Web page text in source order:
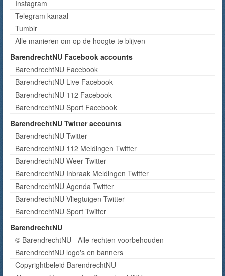
Instagram
Telegram kanaal
Tumblr
Alle manieren om op de hoogte te blijven
BarendrechtNU Facebook accounts
BarendrechtNU Facebook
BarendrechtNU Live Facebook
BarendrechtNU 112 Facebook
BarendrechtNU Sport Facebook
BarendrechtNU Twitter accounts
BarendrechtNU Twitter
BarendrechtNU 112 Meldingen Twitter
BarendrechtNU Weer Twitter
BarendrechtNU Inbraak Meldingen Twitter
BarendrechtNU Agenda Twitter
BarendrechtNU Vliegtuigen Twitter
BarendrechtNU Sport Twitter
BarendrechtNU
© BarendrechtNU - Alle rechten voorbehouden
BarendrechtNU logo's en banners
Copyrightbeleid BarendrechtNU